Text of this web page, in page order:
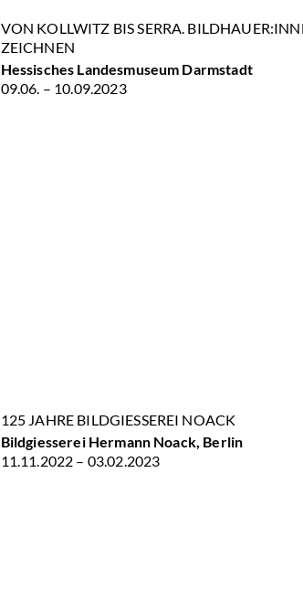
VON KOLLWITZ BIS SERRA.
ZEICHNEN
Hessisches Landesmuseum Darmstadt
09.06. – 10.09.2023
125 JAHRE BILDGIESSEREI NOACK
Bildgiesserei Hermann Noack, Berlin
11.11.2022 – 03.02.2023